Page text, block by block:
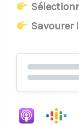
Savourer